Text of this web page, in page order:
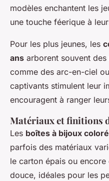
modèles enchantent les
une touche féerique à
Pour les plus jeunes, les
ans arborent souvent
comme des arc-en-ciel
captivants stimulent leur
encouragent à ranger
Matériaux et finitions
Les boîtes à bijoux
parfois des matériaux
le carton épais ou
douce, idéales pour les